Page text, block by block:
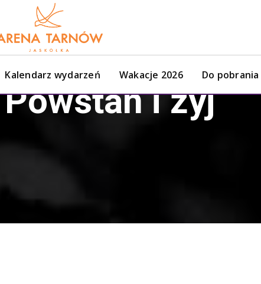
Kalendarz wydarzeń Wakacje 2026 Do pobrania
Powstań i żyj